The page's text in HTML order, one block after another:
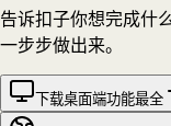
告诉扣子你想完成什
一步步做出来。
下载桌面端功能最全